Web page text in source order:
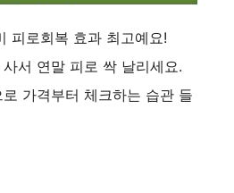
피로회복 효과 최고예요!
서 연말 피로 싹 날리세요.
가격부터 체크하는 습관 들